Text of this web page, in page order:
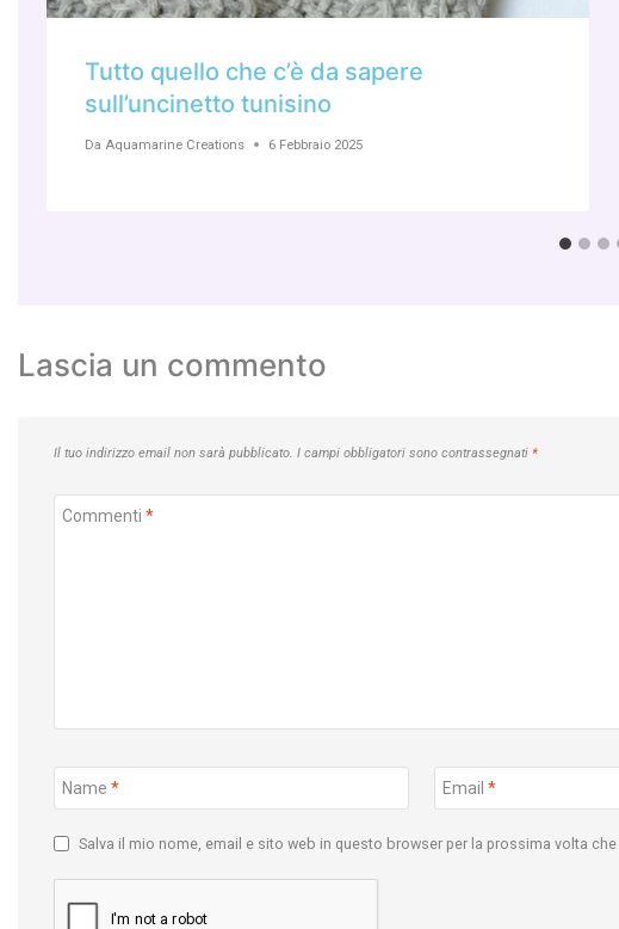
Tutto quello che c’è da sapere
sull’uncinetto tunisino
Da Aquamarine Creations 6 Febbraio 2025
Lascia un commento
Il tuo indirizzo email non sarà pubblicato. I campi obbligatori sono contrassegnati *
Commenti *
Name * Email*
Salva il mio nome, email e sito web in questo browser per la prossima volta che